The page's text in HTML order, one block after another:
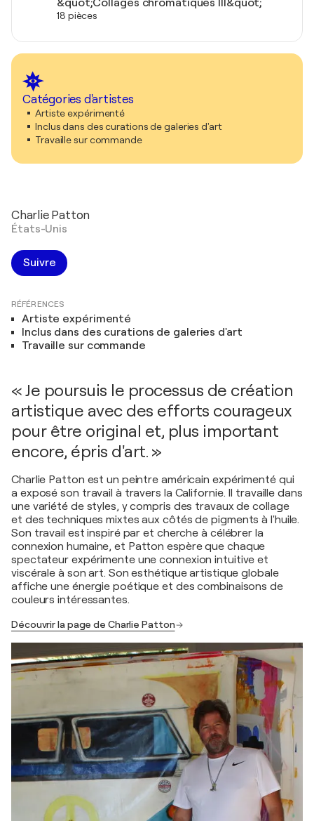
&quot;Collages chromatiques III&quot;
18 pièces
Catégories d'artistes
Artiste expérimenté
Inclus dans des curations de galeries d'art
Travaille sur commande
Charlie Patton
États-Unis
Suivre
RÉFÉRENCES
Artiste expérimenté
Inclus dans des curations de galeries d'art
Travaille sur commande
« Je poursuis le processus de création
artistique avec des efforts courageux
pour être original et, plus important
encore, épris d'art. »
Charlie Patton est un peintre américain expérimenté qui
a exposé son travail à travers la Californie. Il travaille dans
une variété de styles, y compris des travaux de collage
et des techniques mixtes aux côtés de pigments à l'huile.
Son travail est inspiré par et cherche à célébrer la
connexion humaine, et Patton espère que chaque
spectateur expérimente une connexion intuitive et
viscérale à son art. Son esthétique artistique globale
affiche une énergie poétique et des combinaisons de
couleurs intéressantes.
Découvrir la page de Charlie Patton